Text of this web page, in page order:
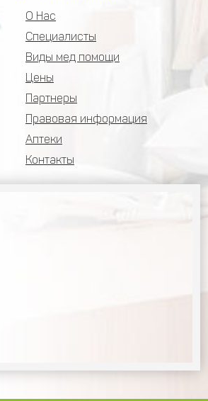
О Нас
Специалисты
Виды мед помощи
Цены
Партнеры
Правовая информация
Аптеки
Контакты